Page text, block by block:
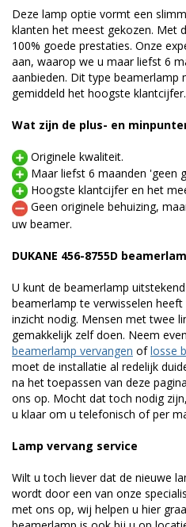
Deze lamp optie vormt een
klanten het meest gekozen. Met
100% goede prestaties. Onze
aan, waarop we u maar liefst 6
aanbieden. Dit type beamerlamp
gemiddeld het hoogste klantcijfer.
Wat zijn de plus- en
Originele kwaliteit.
Maar liefst 6 maanden 'geen
Hoogste klantcijfer en het
Geen originele behuizing,
uw beamer.
DUKANE 456-8755D
U kunt de beamerlamp
beamerlamp te verwisselen
inzicht nodig. Mensen met twee
gemakkelijk zelf doen. Neem
beamerlamp vervangen oflosse
moet de installatie al redelijk
na het toepassen van deze
ons op. Mocht dat toch nodig
u klaar om u telefonisch of per
Lamp vervang service
Wilt u toch liever dat de nieuwe
wordt door een van onze
met ons op, wij helpen u hier